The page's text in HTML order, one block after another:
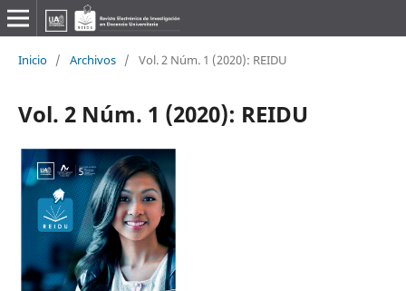
Inicio / Archivos / Vol. 2 Núm. 1 (2020): REIDU
Vol. 2 Núm. 1 (2020): REIDU